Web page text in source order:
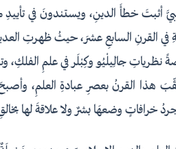
أثبتَ خطأَ الدينِ، ويستندونَ في
في القرنِ السابعِ عشرَ، حيثُ ظهرتِ
جالِيلْيُو وكِبْلَر في علمِ الفلكِ،
هذا القرنُ بعصرِ عبادةِ العلمِ،
خرافاتٍ وضعهَا بشرٌ ولا علاقةَ لها